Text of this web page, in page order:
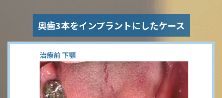
奥歯3本をインプラントにしたケース
治療前 下顎